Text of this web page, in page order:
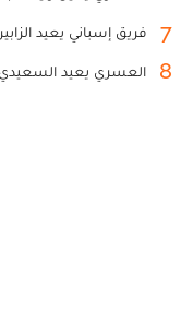
7 فريق إسباني يعيد
8 العسري يعيد السعيدي